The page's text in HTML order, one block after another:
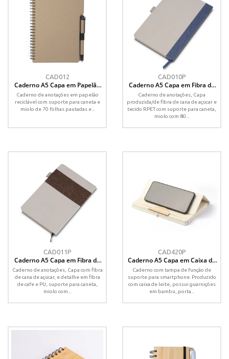
CAD012
Caderno A5 Capa em Papelão
Reciclado c/ Caneta
Caderno de anotações em papelão
reciclável com suporte para caneta e
miolo de 70 folhas pautadas e...
CAD010P
Caderno A5 Capa em Fibra de
Cana de Açúcar e RPET
Caderno de anotações, Capa
produzida/de fibra de cana de açucar e
tecido RPET com suporte para caneta,
miolo com 80...
CAD011P
Caderno A5 Capa em Fibra de
Cana de Açúcar e Café
Caderno de anotações, Capa com fibra
de cana de açucar, e detalhe em fibra
de cafe e PU, suporte para caneta,
miolo com...
CAD420P
Caderno A5 Capa em Caixa de
Leite Reciclado
Caderno com tampa de função de
suporte para smartphone. Produzido
com caixa de leite, possui guarnições
em bambu, porta...